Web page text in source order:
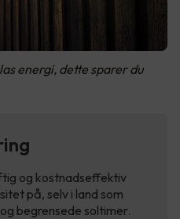
energi, dette sparer du
og kostnadseffektiv
på, selv i land som
begrensede soltimer.